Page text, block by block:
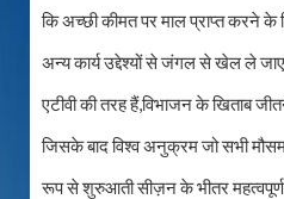
कि अच्छी कीमत पर माल प्राप्त करने
अन्य कार्य उद्देश्यों से जंगल से खेल ले
एटीवी की तरह हैं,विभाजन के खिताब
जिसके बाद विश्व अनुक्रम जो सभी
रूप से शुरुआती सीज़न के भीतर